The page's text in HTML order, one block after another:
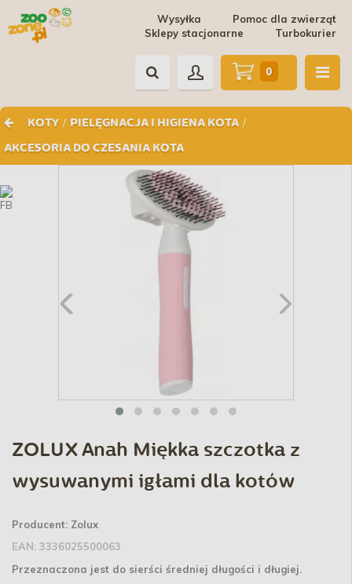
Pomoc dla zwierząt
Wysyłka
Turbokurier
Sklepy stacjonarne
KOTY / PIELĘGNACJA I HIGIENA KOTA /
AKCESORIA DO CZESANIA KOTA
0
ZOLUX Anah Miękka szczotka z
wysuwanymi igłami dla kotów
Producent: Zolux
EAN: 3336025500063
Przeznaczona jest do sierści średniej długości i długiej.